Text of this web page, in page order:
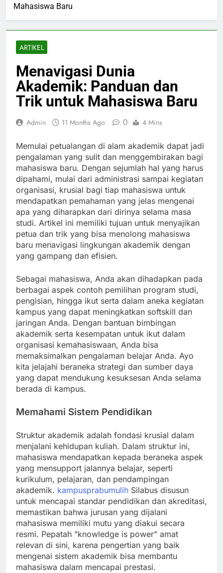
Mahasiswa Baru
ARTIKEL
Menavigasi Dunia
Akademik: Panduan dan
Trik untuk Mahasiswa Baru
Admin 11 Months Ago 0 4 Mins
Memulai petualangan di alam akademik dapat jadi
pengalaman yang sulit dan menggembirakan bagi
mahasiswa baru. Dengan sejumlah hal yang harus
dipahami, mulai dari administrasi sampai kegiatan
organisasi, krusial bagi tiap mahasiswa untuk
mendapatkan pemahaman yang jelas mengenai
apa yang diharapkan dari dirinya selama masa
studi. Artikel ini memiliki tujuan untuk menyajikan
petua dan trik yang bisa menolong mahasiswa
baru menavigasi lingkungan akademik dengan
yang gampang dan efisien.
Sebagai mahasiswa, Anda akan dihadapkan pada
berbagai aspek contoh pemilihan program studi,
pengisian, hingga ikut serta dalam aneka kegiatan
kampus yang dapat meningkatkan softskill dan
jaringan Anda. Dengan bantuan bimbingan
akademik serta kesempatan untuk ikut dalam
organisasi kemahasiswaan, Anda bisa
memaksimalkan pengalaman belajar Anda. Ayo
kita jelajahi beraneka strategi dan sumber daya
yang dapat mendukung kesuksesan Anda selama
berada di kampus.
Memahami Sistem Pendidikan
Struktur akademik adalah fondasi krusial dalam
menjalani kehidupan kuliah. Dalam struktur ini,
mahasiswa mendapatkan kepada beraneka aspek
yang mensupport jalannya belajar, seperti
kurikulum, pelajaran, dan pendampingan
akademik. kampusprabumulih Silabus disusun
untuk mencapai standar pendidikan dan akreditasi,
memastikan bahwa jurusan yang dijalani
mahasiswa memiliki mutu yang diakui secara
resmi. Pepatah "knowledge is power" amat
relevan di sini, karena pengertian yang baik
mengenai sistem akademik bisa membantu
mahasiswa dalam mencapai prestasi.